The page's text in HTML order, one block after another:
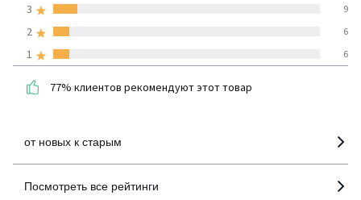
детализация
1 6
2 6
3 9
77% клиентов рекомендуют этот товар
от новых к старым
Посмотреть все рейтинги